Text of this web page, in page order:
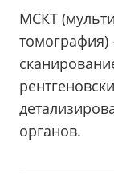
МСКТ
органов.